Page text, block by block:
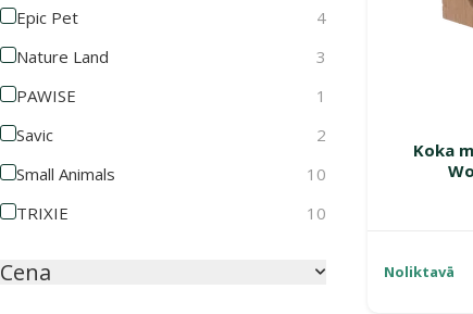
Epic Pet
4
Nature Land
3
PAWISE
1
Savic
2
Small Animals
10
TRIXIE
10
Cena
Koka
Noliktavā